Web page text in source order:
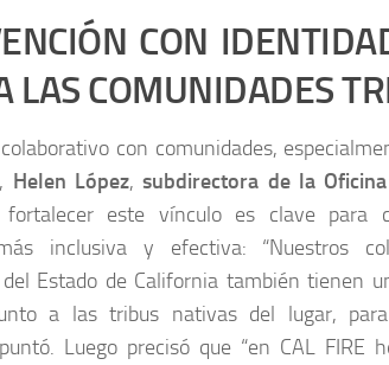
CON
LAS COMUNIDADES
con comunidades,
, Helen López,subdirectora de la
fortalecer este vínculo es clave para
inclusiva y efectiva: “Nuestros
Estado de California también tienen
a las tribus nativas del lugar,
Luego precisó que “en CAL FIRE